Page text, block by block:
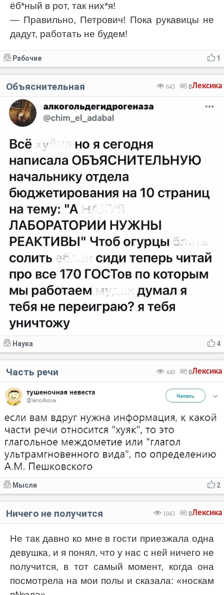
ёб*ный в рот, так них*я!
— Правильно, Петрович! Пока рукавицы не
дадут, работать не будем!
1
Рабочие
Лексика
645 0
Объяснительная
4
Наука
Лексика
449 0
Часть речи
2
Мысли
Лексика
1043 0
Ничего не получится
Не так давно ко мне в гости приезжала одна
девушка, и я понял, что у нас с ней ничего не
получится, в тот самый момент, когда она
посмотрела на мои полы и сказала: «носкам